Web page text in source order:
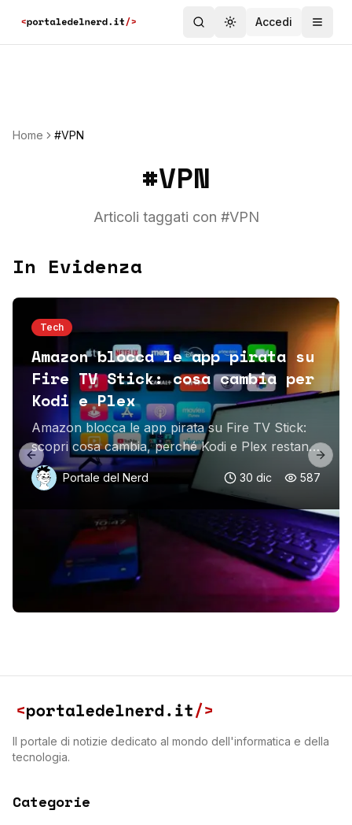
Toggle theme
Accedi
Home #VPN
#VPN
Articoli taggati con #VPN
In Evidenza
Tech
Amazon blocca le app pirata su
Fire TV Stick: cosa cambia per
Kodi e Plex
Amazon blocca le app pirata su Fire TV Stick:
scopri cosa cambia, perché Kodi e Plex restano
al sicuro e come il sideloading sta diventando
più limitato.
Portale del Nerd 30 dic 587
Previous slide Next
Il portale di notizie dedicato al mondo dell'informatica e della
tecnologia.
Categorie